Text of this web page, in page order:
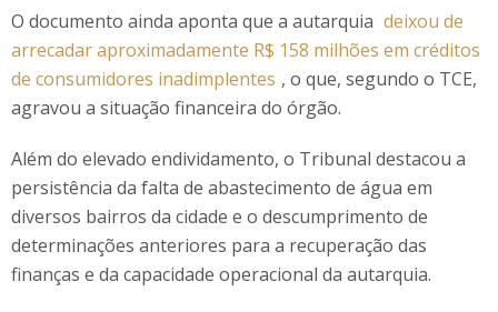
O documento ainda aponta que a autarquia deixou de
arrecadar aproximadamente R$ 158 milhões em créditos
de consumidores inadimplentes , o que, segundo o TCE,
agravou a situação financeira do órgão.
Além do elevado endividamento, o Tribunal destacou a
persistência da falta de abastecimento de água em
diversos bairros da cidade e o descumprimento de
determinações anteriores para a recuperação das
finanças e da capacidade operacional da autarquia.